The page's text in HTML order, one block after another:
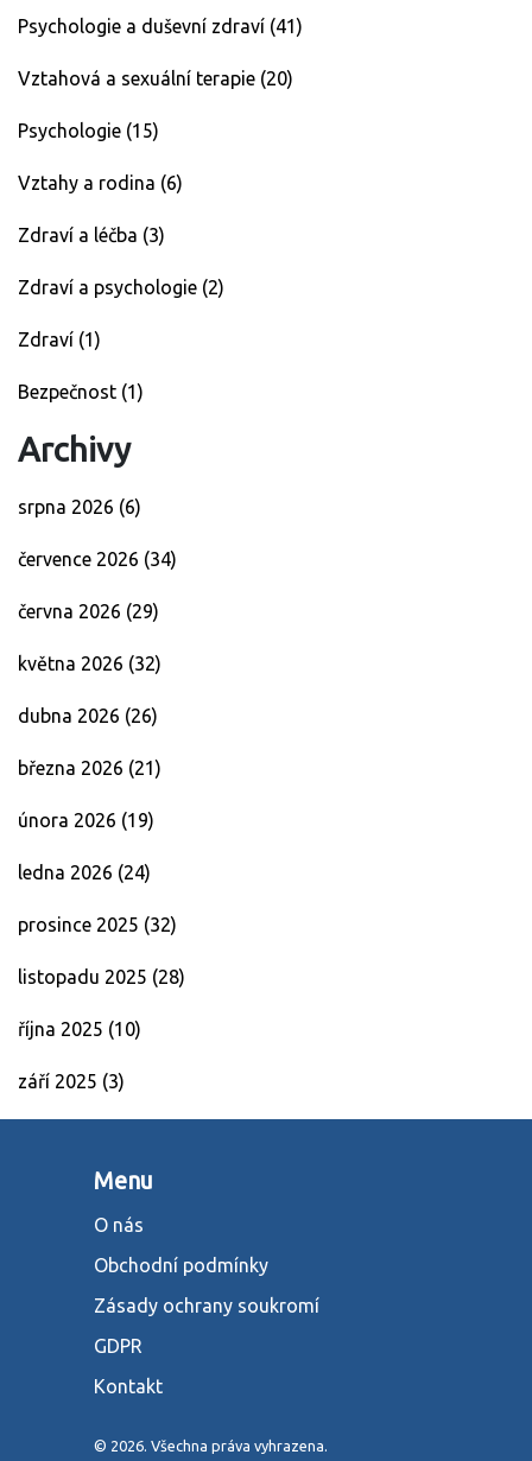
Psychologie a duševní zdraví (41)
Vztahová a sexuální terapie (20)
Psychologie (15)
Vztahy a rodina (6)
Zdraví a léčba (3)
Zdraví a psychologie (2)
Zdraví (1)
Bezpečnost (1)
Archivy
srpna 2026 (6)
července 2026 (34)
června 2026 (29)
května 2026 (32)
dubna 2026 (26)
března 2026 (21)
února 2026 (19)
ledna 2026 (24)
prosince 2025 (32)
listopadu 2025 (28)
října 2025 (10)
září 2025 (3)
Menu
O nás
Obchodní podmínky
Zásady ochrany soukromí
GDPR
Kontakt
© 2026. Všechna práva vyhrazena.